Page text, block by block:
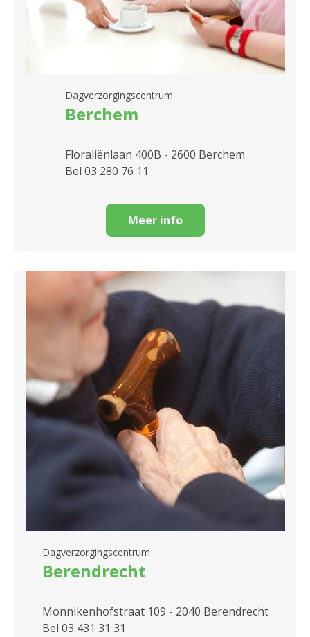
Dagverzorgingscentrum
Berchem
Floraliënlaan 400B - 2600 Berchem
Bel 03 280 76 11
Meer info
Dagverzorgingscentrum
Berendrecht
Monnikenhofstraat 109 - 2040 Berendrecht
Bel 03 431 31 31